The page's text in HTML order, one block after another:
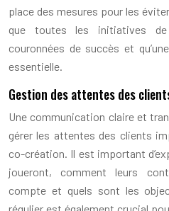
place des mesures pour les
que toutes les initiatives
couronnées de succès et
essentielle.
Gestion des attentes des
Une communication claire et
gérer les attentes des clients
co-création. Il est important
joueront, comment leurs
compte et quels sont les
régulier est également crucial